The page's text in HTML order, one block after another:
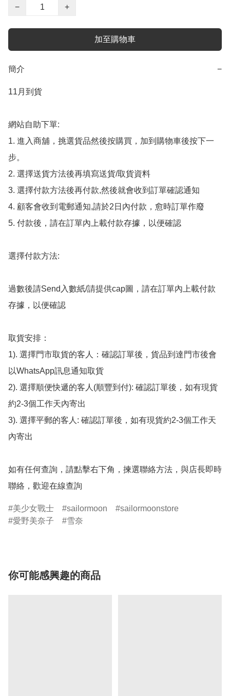
−
+
加至購物車
簡介 −
11月到貨
網站自助下單:
1. 進入商舖，挑選貨品然後按購買，加到購物車後按下一
步。
2. 選擇送貨方法後再填寫送貨/取貨資料
3. 選擇付款方法後再付款,然後就會收到訂單確認通知
4. 顧客會收到電郵通知,請於2日內付款，愈時訂單作廢
5. 付款後，請在訂單內上載付款存據，以便確認
選擇付款方法:
過數後請Send入數紙/請提供cap圖，請在訂單內上載付款
存據，以便確認
取貨安排：
1). 選擇門市取貨的客人：確認訂單後，貨品到達門市後會
以WhatsApp訊息通知取貨
2). 選擇順便快遞的客人(順豐到付): 確認訂單後，如有現貨
約2-3個工作天內寄出
3). 選擇平郵的客人: 確認訂單後，如有現貨約2-3個工作天
內寄出
如有任何查詢，請點擊右下角，揀選聯絡方法，與店長即時
聯絡，歡迎在線查詢
美少女戰士 sailormoon
sailormoonstore
愛野美奈子
雪奈
你可能感興趣的商品